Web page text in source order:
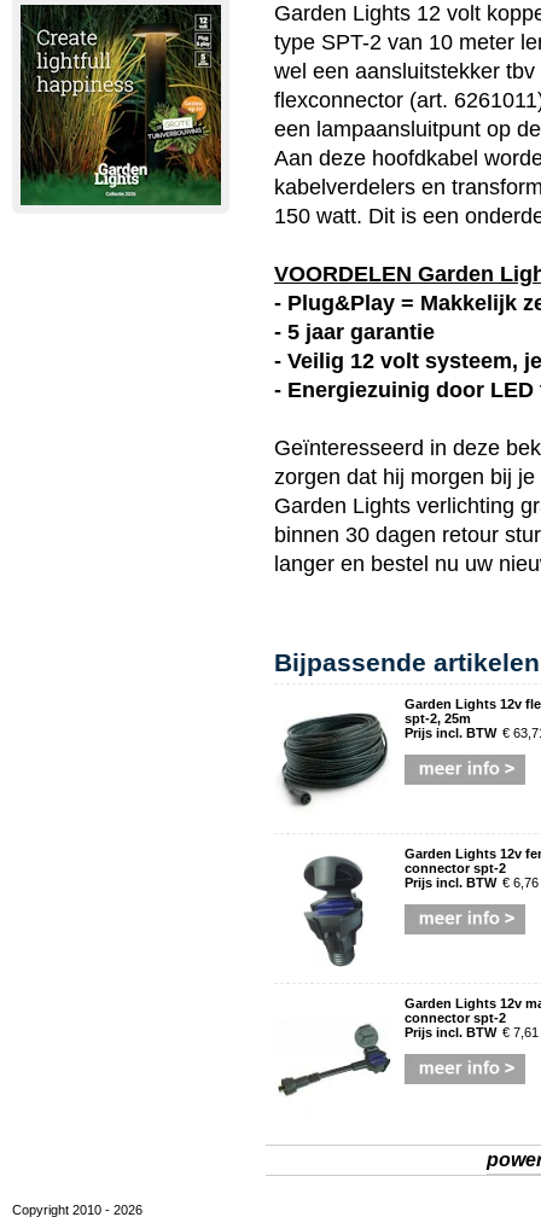
Garden Lights 12 volt
type SPT-2 van 10 meter
wel een aansluitstekker
flexconnector (art.
een lampaansluitpunt op
Aan deze hoofdkabel
kabelverdelers en
150 watt. Dit is een
VOORDELEN Garden
- Plug&Play = Makkelijk
- 5 jaar garantie
- Veilig 12 volt systeem,
- Energiezuinig door
Geïnteresseerd in deze
zorgen dat hij morgen bij
Garden Lights verlichting
binnen 30 dagen retour
langer en bestel nu uw
Bijpassende artikelen
Garden Lights 12v
spt-2, 25m
Prijs incl. BTW €
Garden Lights 12v
connector spt-2
Prijs incl. BTW € 6,76
Garden Lights 12v
connector spt-2
Prijs incl. BTW € 7,61
Copyright 2010 - 2026